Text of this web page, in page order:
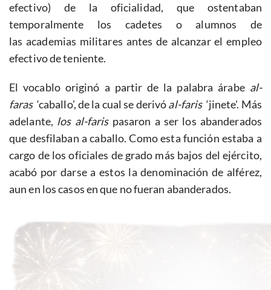
efectivo) de la oficialidad, que ostentaban
temporalmente los cadetes o alumnos de
las academias militares antes de alcanzar el empleo
efectivo de teniente.
El vocablo originó a partir de la palabra árabe al-
faras ‘caballo’, de la cual se derivóal-faris‘jinete'. Más
adelante, los al-farispasaron a ser los abanderados
que desfilaban a caballo. Como esta función estaba a
cargo de los oficiales de grado más bajos del ejército,
acabó por darse a estos la denominación de alférez,
aun en los casos en que no fueran abanderados.